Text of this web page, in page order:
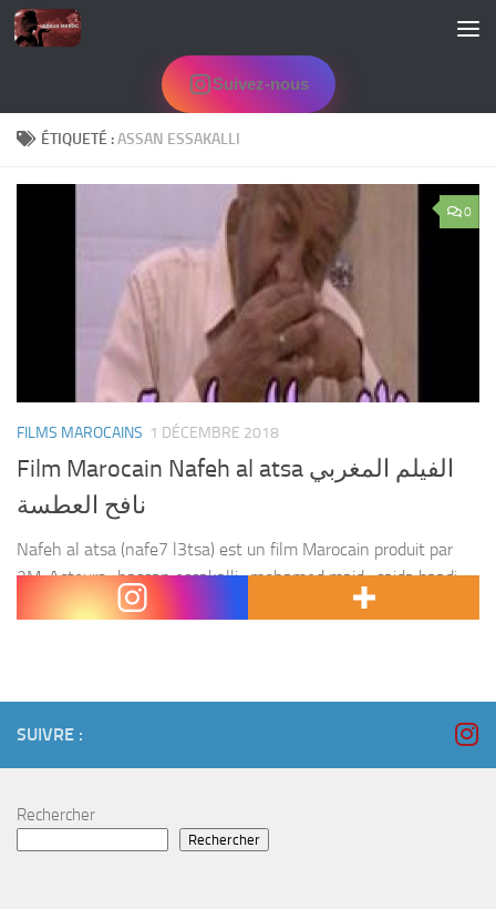
Skip to content
Suivez-nous
ÉTIQUETÉ :ASSAN ESSAKALLI
0
FILMS MAROCAINS 1 DÉCEMBRE 2018
Film Marocain Nafeh al atsa الفيلم المغربي
نافح العطسة
Nafeh al atsa (nafe7 l3tsa) est un film Marocain produit par
2M. Acteurs : hassan essakalli , mohamed majd , saida baadi ,
mustapha salamat , zakaria atifi , abdessamad miftah el keir ,...
SUIVRE :
Rechercher
Rechercher